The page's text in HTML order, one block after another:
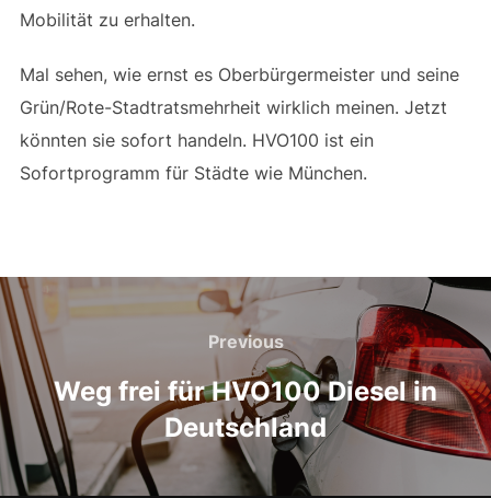
Mobilität zu erhalten.
Mal sehen, wie ernst es Oberbürgermeister und seine
Grün/Rote-Stadtratsmehrheit wirklich meinen. Jetzt
könnten sie sofort handeln. HVO100 ist ein
Sofortprogramm für Städte wie München.
Beitragsnavigation
Previous
Previous
Weg frei für HVO100 Diesel in
Deutschland